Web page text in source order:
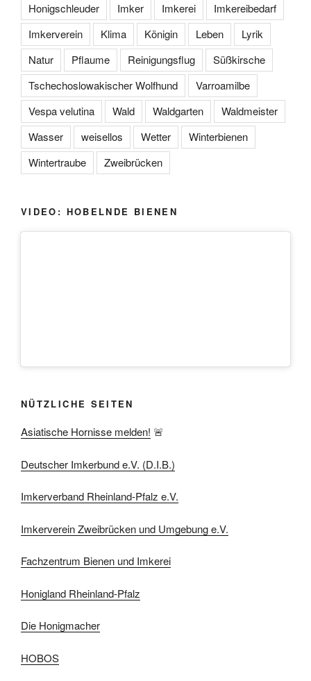
Honigschleuder
Imker Imkerei
Imkereibedarf
Imkerverein
Klima Königin Leben
Lyrik
Natur
Pflaume Reinigungsflug
Süßkirsche
Tschechoslowakischer Wolfhund
Varroamilbe
Vespa velutina
Wald Waldgarten
Waldmeister
Wasser
weisellos Wetter
Winterbienen
Wintertraube
Zweibrücken
VIDEO: HOBELNDE BIENEN
NÜTZLICHE SEITEN
Asiatische Hornisse melden! 🚨
Deutscher Imkerbund e.V. (D.I.B.)
Imkerverband Rheinland-Pfalz e.V.
Imkerverein Zweibrücken und Umgebung e.V.
Fachzentrum Bienen und Imkerei
Honigland Rheinland-Pfalz
Die Honigmacher
HOBOS